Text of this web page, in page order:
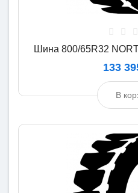
Шина 800/65R32
133
В